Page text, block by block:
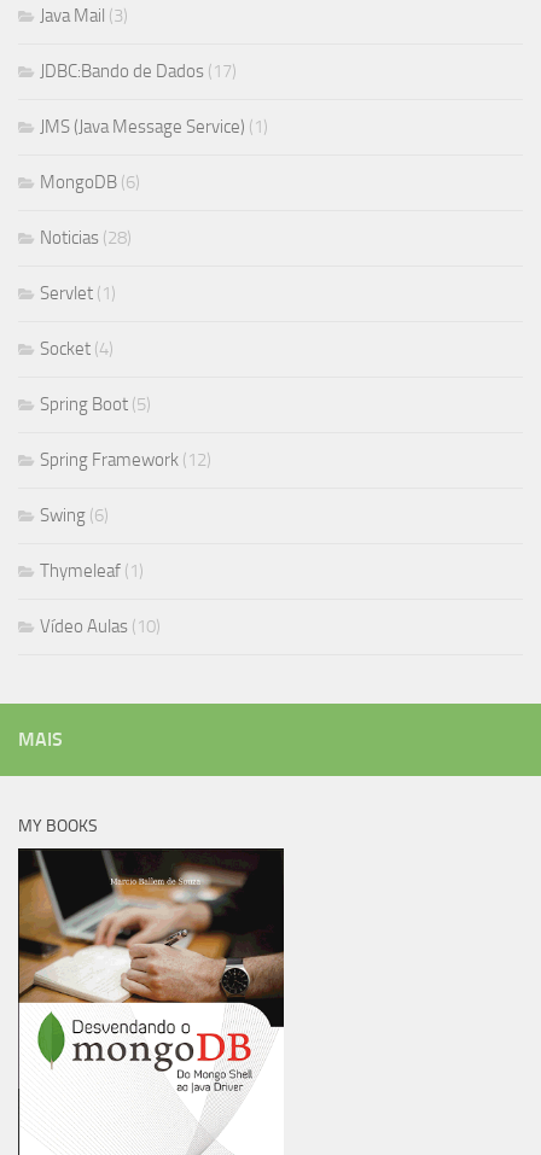
Java Mail (3)
JDBC:Bando de Dados (17)
JMS (Java Message Service) (1)
MongoDB (6)
Noticias (28)
Servlet (1)
Socket (4)
Spring Boot (5)
Spring Framework (12)
Swing (6)
Thymeleaf (1)
Vídeo Aulas (10)
MAIS
MY BOOKS